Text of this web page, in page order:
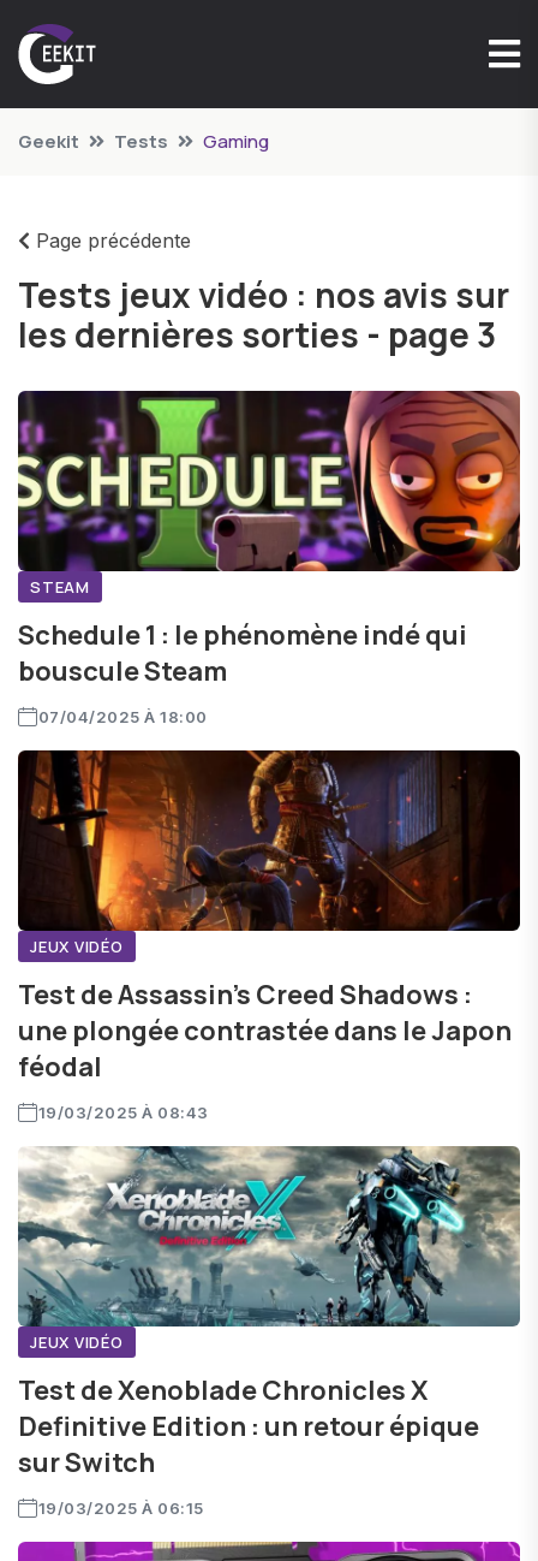
Geekit Tests Gaming
Page précédente
Tests jeux vidéo : nos avis sur
les dernières sorties - page 3
STEAM
Schedule 1 : le phénomène indé qui
bouscule Steam
07/04/2025 À 18:00
JEUX VIDÉO
Test de Assassin’s Creed Shadows :
une plongée contrastée dans le Japon
féodal
19/03/2025 À 08:43
JEUX VIDÉO
Test de Xenoblade Chronicles X
Definitive Edition : un retour épique
sur Switch
19/03/2025 À 06:15